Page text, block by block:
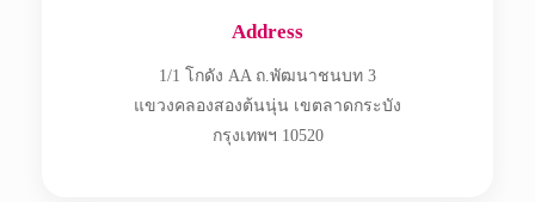
Address
1/1 โกดัง AA ถ.พัฒนาชนบท 3
แขวงคลองสองต้นนุ่น เขตลาดกระบัง
กรุงเทพฯ 10520